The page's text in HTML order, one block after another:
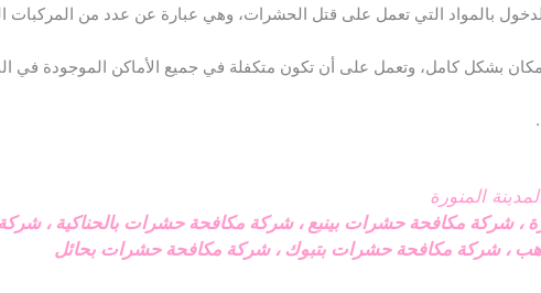
بالمواد التي تعمل على قتل الحشرات، وهي عبارة عن عدد من المركبات
بشكل كامل، وتعمل على أن تكون متكفلة في جميع الأماكن الموجودة في
المنورة
،شركة مكافحة حشرات بينبع ،شركة مكافحة حشرات بالحناكية ،
،شركة مكافحة حشرات بتبوك ،شركة مكافحة حشرات بحائل